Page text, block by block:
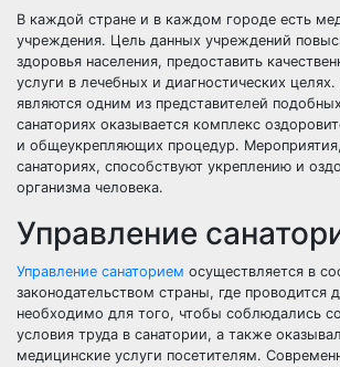
В каждой стране и в каждом городе есть
учреждения. Цель данных учреждений
здоровья населения, предоставить
услуги в лечебных и диагностических
являются одним из представителей
санаториях оказывается комплекс
и общеукрепляющих процедур.
санаториях, способствуют укреплению и
организма человека.
Управление
Управление санаторием осуществляется в
законодательством страны, где проводится
необходимо для того, чтобы соблюдались
условия труда в санатории, а также
медицинские услуги посетителям.